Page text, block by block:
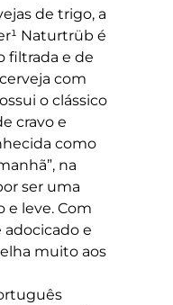
de trigo, a
Naturtrüb é
filtrada e de
com
o clássico
cravo e
como
na
ser uma
e leve. Com
adocicado e
muito aos